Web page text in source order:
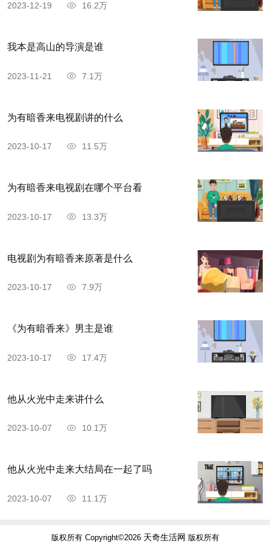
2023-12-19 16.2万
我本是高山的导演是谁
2023-11-21 7.1万
为有暗香来电视剧讲的什么
2023-10-17 11.5万
为有暗香来电视剧在哪个平台看
2023-10-17 13.3万
电视剧为有暗香来原著是什么
2023-10-17 7.9万
《为有暗香来》男主是谁
2023-10-17 17.4万
他从火光中走来讲什么
2023-10-07 10.1万
他从火光中走来大结局在一起了吗
2023-10-07 11.1万
版权所有 Copyright©2026 天奇生活网 版权所有